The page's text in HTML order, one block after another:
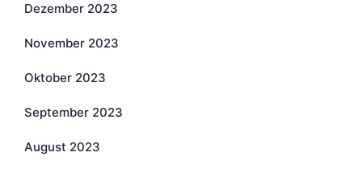
Dezember 2023
November 2023
Oktober 2023
September 2023
August 2023